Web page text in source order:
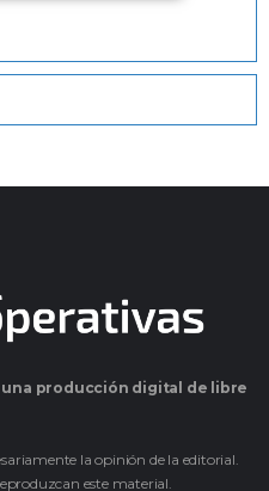
una producción digital de libre
la opinión de la editorial.
este material.